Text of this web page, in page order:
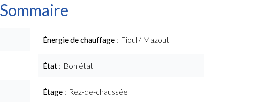
Sommaire
Énergie de chauffage Fioul / Mazout
État Bon état
Étage Rez-de-chaussée